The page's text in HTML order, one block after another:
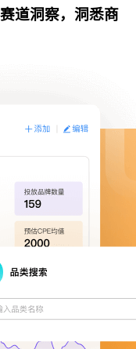
道洞察，洞悉商